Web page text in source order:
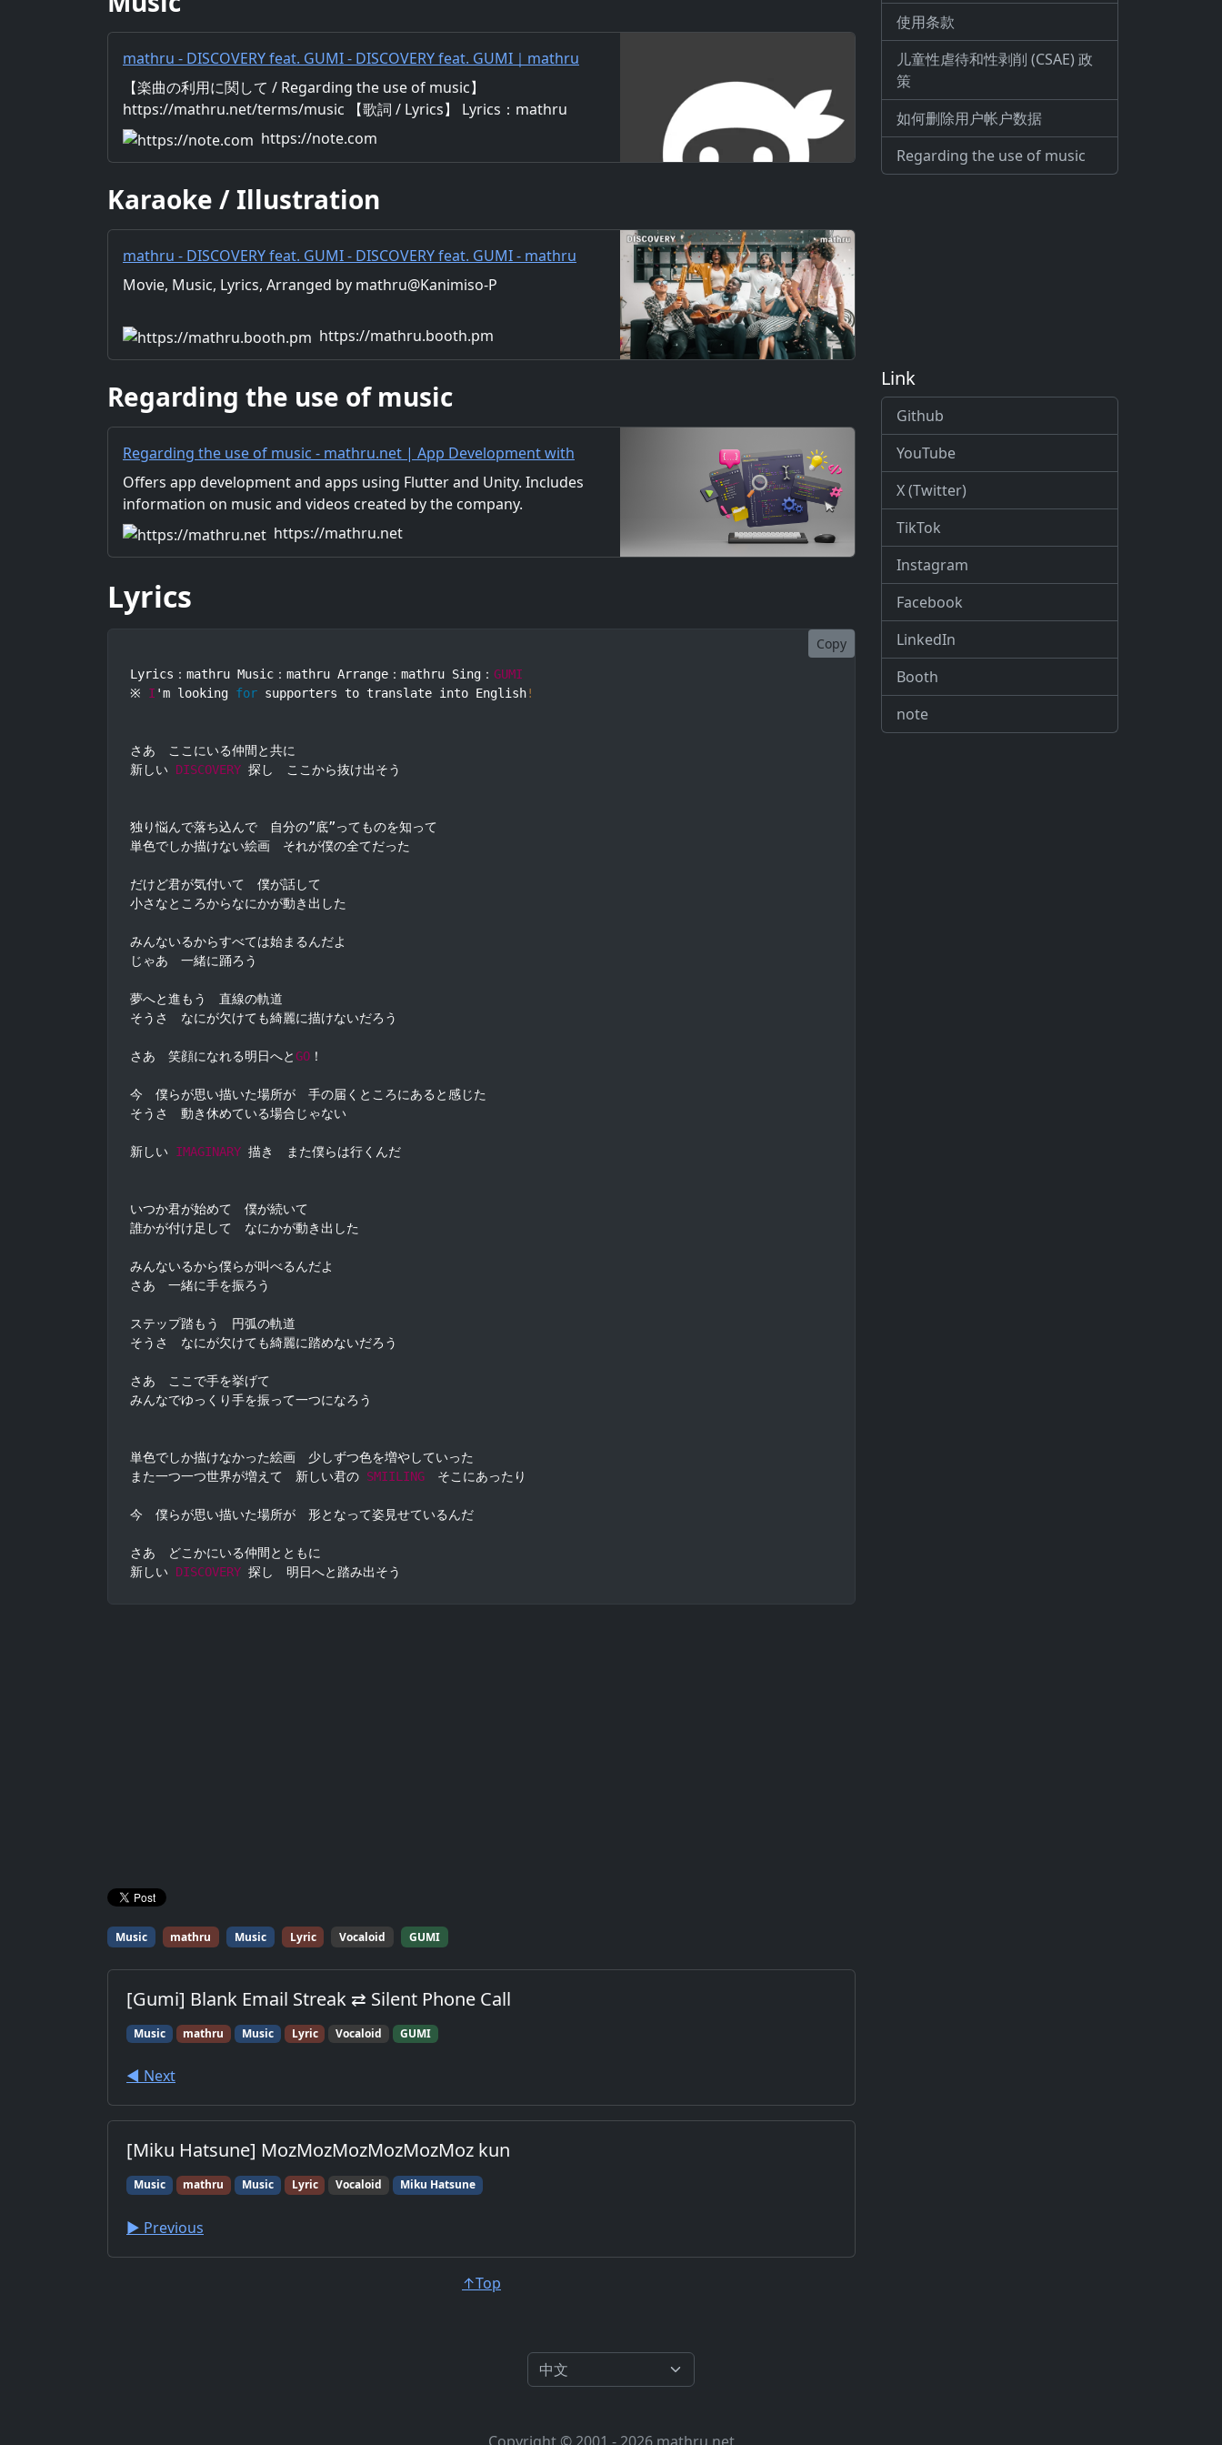
mathru - DISCOVERY feat. GUMI - DISCOVERY feat. GUMI｜mathru
【楽曲の利用に関して / Regarding the use of music】
https://mathru.net/terms/music 【歌詞 / Lyrics】 Lyrics：mathru
Music：mathru Arrange：mathru Sing：GUMI さあ ここにいる仲
間と共に 新しい DISCOVERY 探し ここから抜け出そう 独り悩んで落
れが僕の全てだった だけど君が気付いて 僕が話して 小さなところか
https://note.com
Karaoke / Illustration
mathru - DISCOVERY feat. GUMI - DISCOVERY feat. GUMI - mathru
ねっと - BOOTH
Movie, Music, Lyrics, Arranged by mathru@Kanimiso-P
https://mathru.booth.pm
Regarding the use of music
Regarding the use of music - mathru.net | App Development with
Flutter, Unity/Music and Video Production/Material Distribution
Offers app development and apps using Flutter and Unity. Includes
information on music and videos created by the company.
Distribution of images and video materials. We also accept orders
for work.
https://mathru.net
Lyrics
Copy
Lyrics：mathru Music：mathru Arrange：mathru Sing： GUMI
※ I 'm looking for supporters to translate into English!
さあ　ここにいる仲間と共に
新しい DISCOVERY 探し　ここから抜け出そう
独り悩んで落ち込んで　自分の”底”ってものを知って
単色でしか描けない絵画　それが僕の全てだった
だけど君が気付いて　僕が話して
小さなところからなにかが動き出した
みんないるからすべては始まるんだよ
じゃあ　一緒に踊ろう
夢へと進もう　直線の軌道
そうさ　なにが欠けても綺麗に描けないだろう
さあ　笑顔になれる明日へとGO ！
今　僕らが思い描いた場所が　手の届くところにあると感じた
そうさ　動き休めている場合じゃない
新しい IMAGINARY 描き　また僕らは行くんだ
いつか君が始めて　僕が続いて
誰かが付け足して　なにかが動き出した
みんないるから僕らが叫べるんだよ
さあ　一緒に手を振ろう
ステップ踏もう　円弧の軌道
そうさ　なにが欠けても綺麗に踏めないだろう
さあ　ここで手を挙げて
みんなでゆっくり手を振って一つになろう
単色でしか描けなかった絵画　少しずつ色を増やしていった
また一つ一つ世界が増えて　新しい君の SMIILING そこにあったり
今　僕らが思い描いた場所が　形となって姿見せているんだ
さあ　どこかにいる仲間とともに
新しい DISCOVERY
Music mathru Music Lyric Vocaloid GUMI
[Gumi] Blank Email Streak ⇄ Silent Phone Call
Music mathru Music Lyric Vocaloid GUMI
◀︎ Next
[Miku Hatsune] MozMozMozMozMozMoz kun
Music mathru Music Lyric Vocaloid Miku Hatsune
▶︎ Previous
↑Top
使用条款
儿童性虐待和性剥削 (CSAE) 政
策
如何删除用户帐户数据
Regarding the use of music
Link
Github
YouTube
X (Twitter)
TikTok
Instagram
Facebook
LinkedIn
Booth
note
Copyright © 2001 - 2026 mathru.net